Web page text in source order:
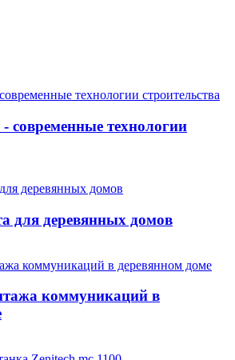
современные технологии
для деревянных домов
коммуникаций в